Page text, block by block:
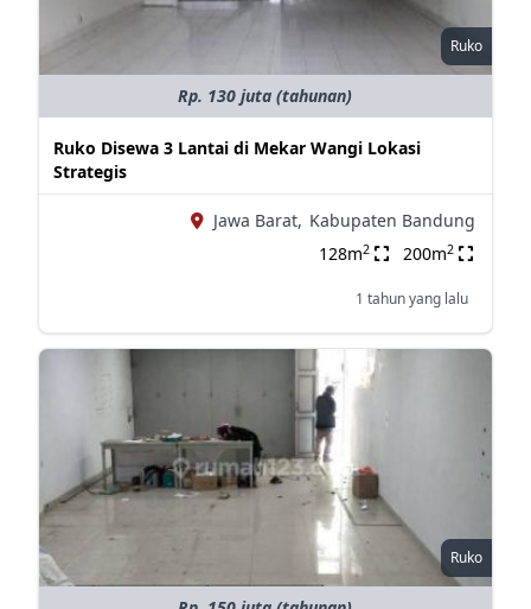
Ruko
Rp. 130 juta (tahunan)
Ruko Disewa 3 Lantai di Mekar Wangi Lokasi
Strategis
Jawa Barat, Kabupaten Bandung
128m2 200m2
1 tahun yang lalu
Ruko